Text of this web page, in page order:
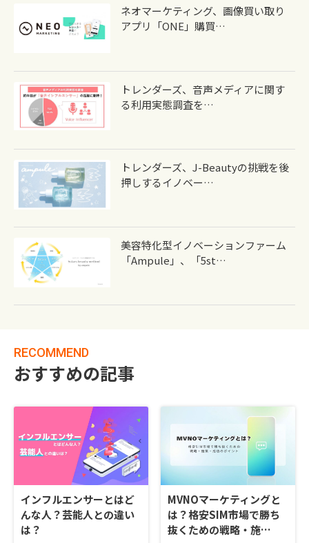
ネオマーケティング、画像買い取り
アプリ「ONE」購買…
トレンダーズ、音声メディアに関す
る利用実態調査を…
トレンダーズ、J-Beautyの挑戦を後
押しするイノベー…
美容特化型イノベーションファーム
「ampule」、「5st…
RECOMMEND
おすすめの記事
インフルエンサーとはど
んな人？芸能人との違い
は？
MVNOマーケティングと
は？格安SIM市場で勝ち
抜くための戦略・施…